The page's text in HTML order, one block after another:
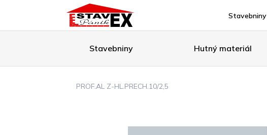
Stavebniny
Stavebniny Hutný materiál
PROF.AL Z-HL.PRECH.10/2,5